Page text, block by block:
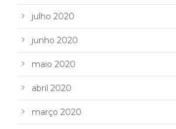
julho 2020
junho 2020
maio 2020
abril 2020
março 2020